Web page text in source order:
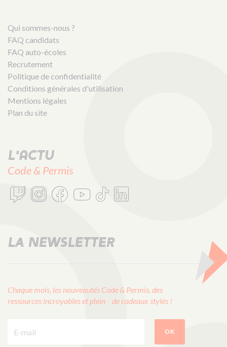
Qui sommes-nous ?
FAQ candidats
FAQ auto-écoles
Recrutement
Politique de confidentialité
Conditions générales d'utilisation
Mentions légales
Plan du site
L'actu
Code & Permis
LA NEWSLETTER
Chaque mois, les nouveautés Code & Permis, des
ressources incroyables et plein de cadeaux stylés !
OK